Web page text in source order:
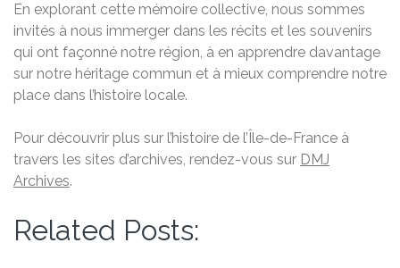
En explorant cette mémoire collective, nous sommes
invités à nous immerger dans les récits et les souvenirs
qui ont façonné notre région, à en apprendre davantage
sur notre héritage commun et à mieux comprendre notre
place dans l’histoire locale.
Pour découvrir plus sur l’histoire de l’Île-de-France à
travers les sites d’archives, rendez-vous sur DMJ
Archives.
Related Posts: